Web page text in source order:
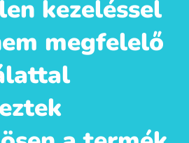
kezeléssel
megfelelő